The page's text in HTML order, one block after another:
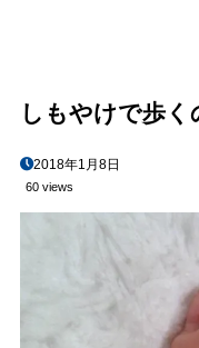
しもやけで歩
2018年1月8日
60 views